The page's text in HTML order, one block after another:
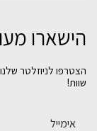
חדר
בחירתצבע:
חדר
בחירתצבע:בחירתצבע:
הישארו
הצטרפו לניוזלטר
שוות!